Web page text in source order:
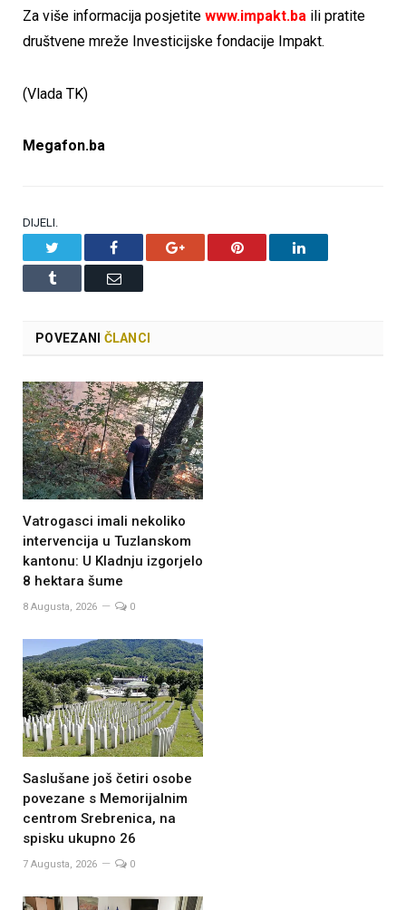
Za više informacija posjetite www.impakt.ba ili pratite
društvene mreže Investicijske fondacije Impakt.
(Vlada TK)
Megafon.ba
DIJELI.
Facebook Google+ Pinterest LinkedIn
Tumblr Email
POVEZANI ČLANCI
Vatrogasci imali nekoliko
intervencija u Tuzlanskom
kantonu: U Kladnju izgorjelo
8 hektara šume
8 Augusta, 2026 0
Saslušane još četiri osobe
povezane s Memorijalnim
centrom Srebrenica, na
spisku ukupno 26
7 Augusta, 2026 0